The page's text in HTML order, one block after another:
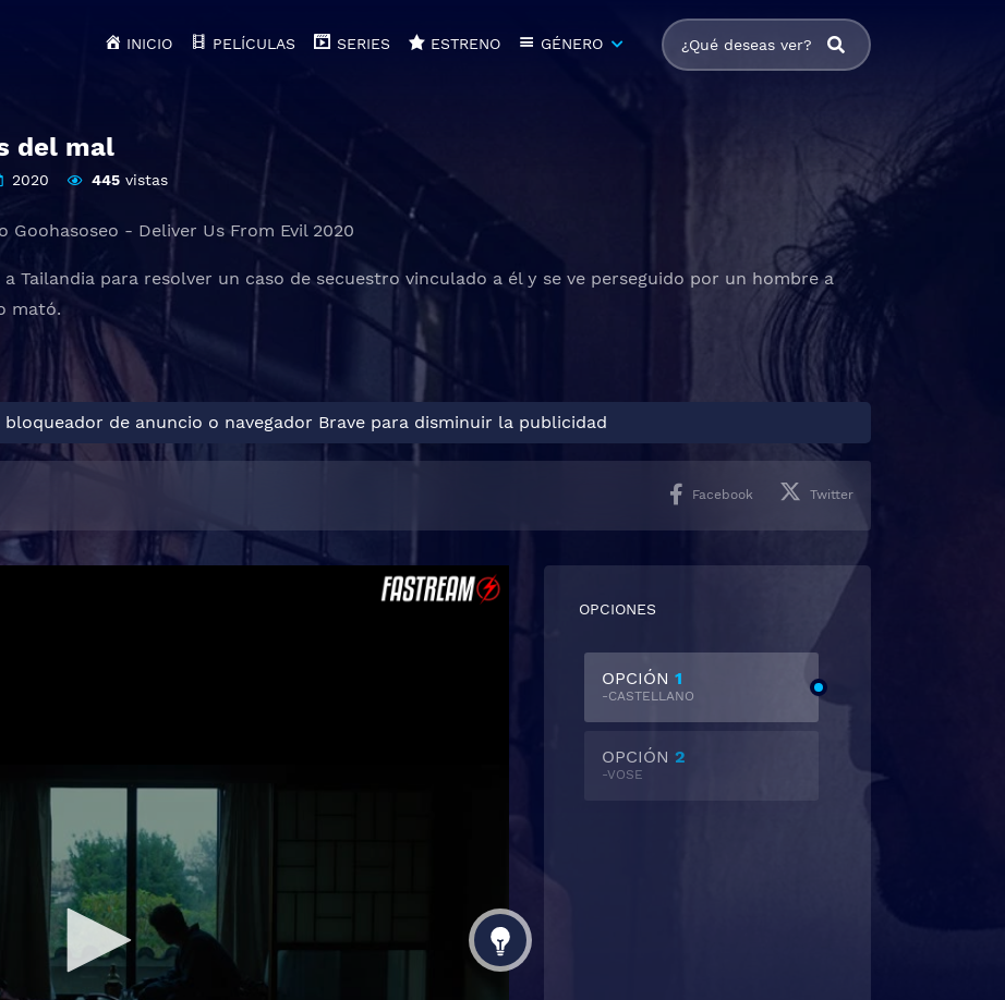
INICIO PELÍCULAS SERIES ESTRENO GÉNERO
del mal
2020 445vistas
Goohasoseo - Deliver Us From Evil 2020
a Tailandia para resolver un caso de secuestro vinculado a él y se ve perseguido por un hombre a
mató.
de anuncio o navegador Brave para disminuir la publicidad
Facebook Twitter
OPCIONES
OPCIÓN 1
-CASTELLANO
OPCIÓN 2
-VOSE